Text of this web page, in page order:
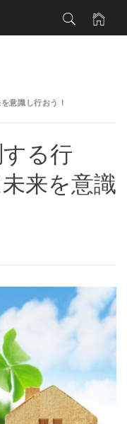
意識し行おう！
る行
来を意識